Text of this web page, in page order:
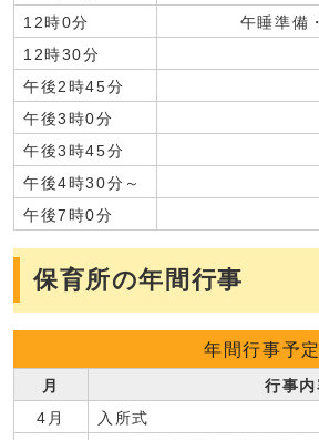
12時0分
午睡準備
12時30分
午後2時45分
午後3時0分
午後3時45分
午後4時30分～
午後7時0分
保育所の年間行事
年間行事予定
月
行事内
4月
入所式